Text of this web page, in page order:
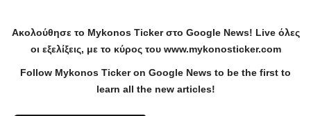
Ακολούθησε το Mykonos Tickerστο Google News! Liveόλες
οι εξελίξεις, με το κύρος του www.mykonosticker.com
Follow Mykonos Ticker on Google News to be the first to
learn all the new articles!